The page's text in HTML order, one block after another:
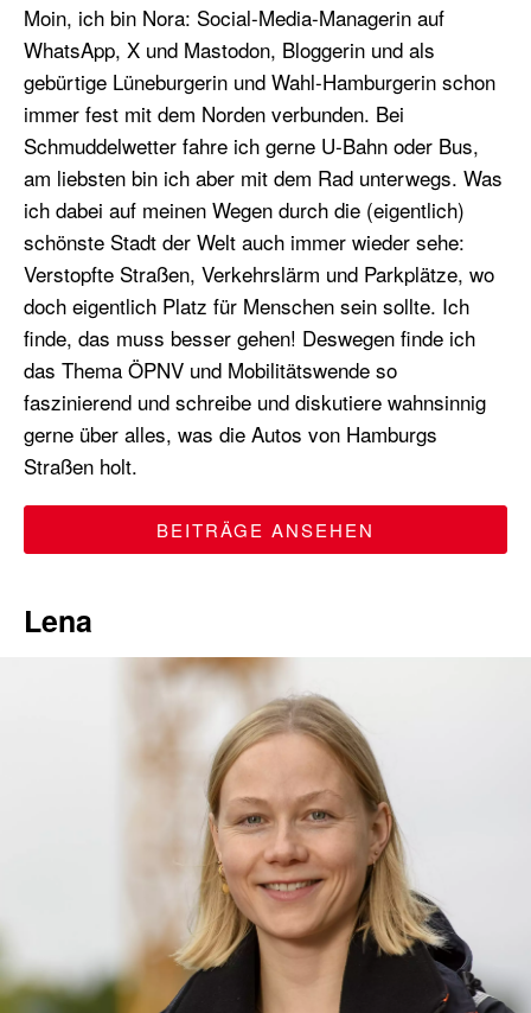
Moin, ich bin Nora: Social-Media-Managerin auf
WhatsApp, X und Mastodon, Bloggerin und als
gebürtige Lüneburgerin und Wahl-Hamburgerin schon
immer fest mit dem Norden verbunden. Bei
Schmuddelwetter fahre ich gerne U-Bahn oder Bus,
am liebsten bin ich aber mit dem Rad unterwegs. Was
ich dabei auf meinen Wegen durch die (eigentlich)
schönste Stadt der Welt auch immer wieder sehe:
Verstopfte Straßen, Verkehrslärm und Parkplätze, wo
doch eigentlich Platz für Menschen sein sollte. Ich
finde, das muss besser gehen! Deswegen finde ich
das Thema ÖPNV und Mobilitätswende so
faszinierend und schreibe und diskutiere wahnsinnig
gerne über alles, was die Autos von Hamburgs
Straßen holt.
BEITRÄGE ANSEHEN
Lena